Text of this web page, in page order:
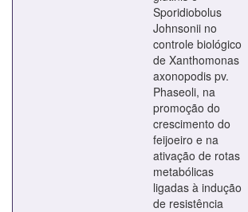
Sporidiobolus
Johnsonii no
controle biológico
de Xanthomonas
axonopodis pv.
Phaseoli, na
promoção do
crescimento do
feijoeiro e na
ativação de rotas
metabólicas
ligadas à indução
de resistência